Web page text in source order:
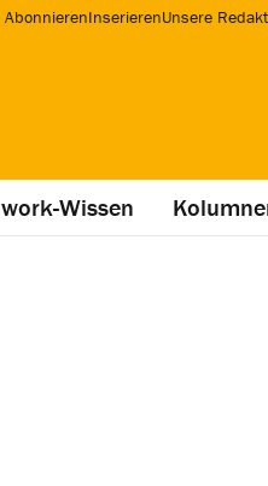
AbonnierenInserierenUnsere
work-Wissen